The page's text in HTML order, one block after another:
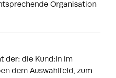
Organisation
der: die Kund:in im
dem Auswahlfeld, zum